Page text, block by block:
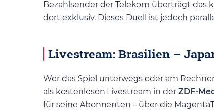
Bezahlsender der Telekom überträgt das
dort exklusiv. Dieses Duell ist jedoch
Livestream: Brasilien –
Wer das Spiel unterwegs oder am
als kostenlosen Livestream in der ZDF-
für seine Abonnenten – über die